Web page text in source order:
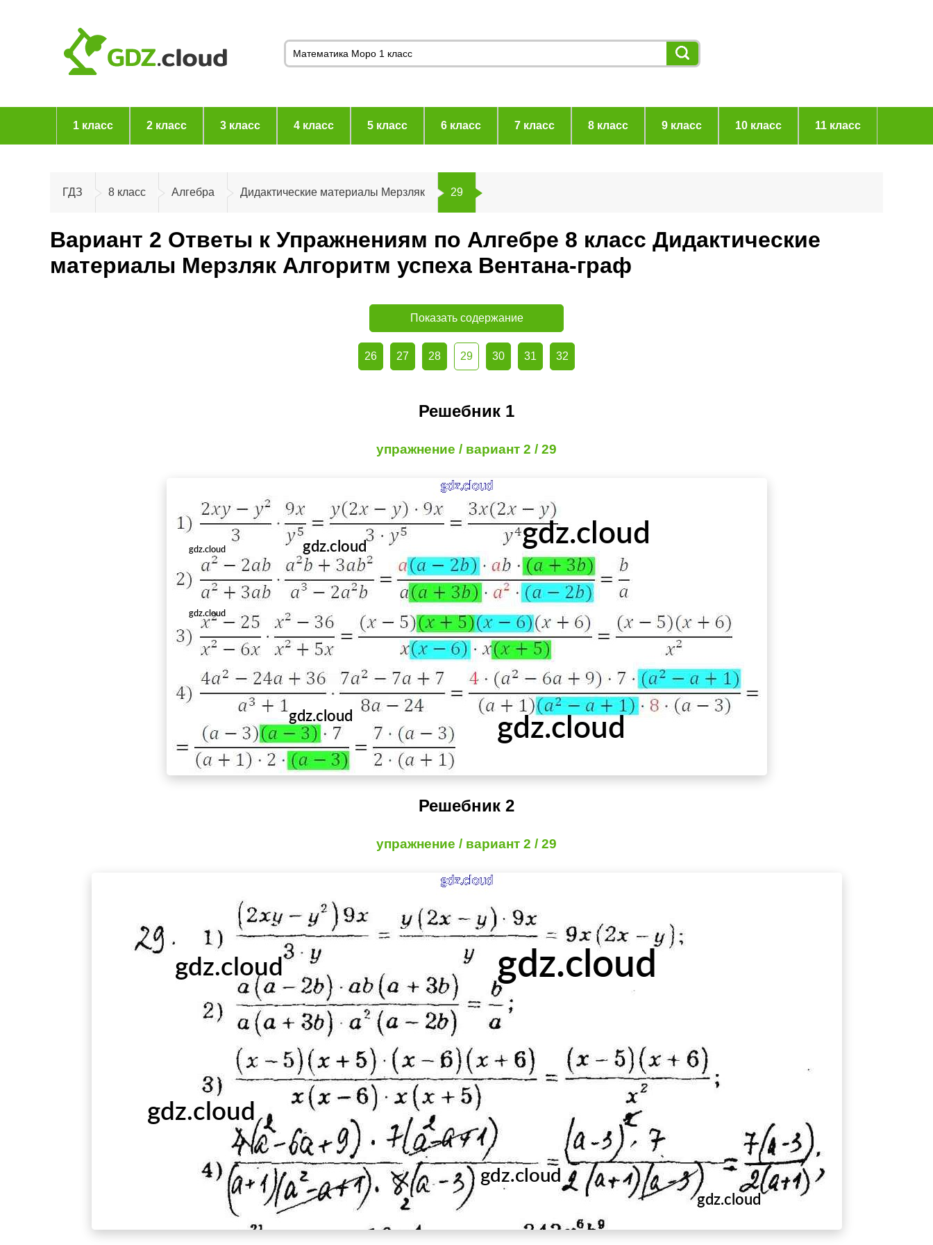
1 класс 2 класс 3 класс 4 класс 5 класс 6 класс 7 класс 8 класс 9 класс 10 класс 11 класс
ГДЗ 8 класс Алгебра Дидактические материалы Мерзляк 29
Вариант 2 Ответы к Упражнениям по Алгебре 8 класс Дидактические
материалы Мерзляк Алгоритм успеха Вентана-граф
Показать содержание
26 27 28 29 30 31 32
Решебник 1
упражнение / вариант 2 / 29
Решебник 2
упражнение / вариант 2 / 29